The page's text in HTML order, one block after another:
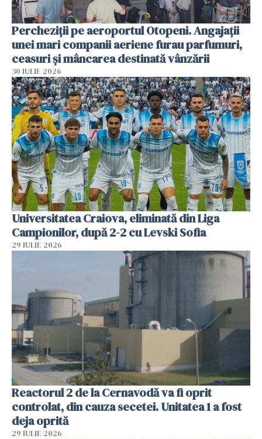
Percheziții pe aeroportul Otopeni. Angajații
unei mari companii aeriene furau parfumuri,
ceasuri și mâncarea destinată vânzării
30 IULIE 2026
Universitatea Craiova, eliminată din Liga
Campionilor, după 2-2 cu Levski Sofia
29 IULIE 2026
Reactorul 2 de la Cernavodă va fi oprit
controlat, din cauza secetei. Unitatea 1 a fost
deja oprită
29 IULIE 2026